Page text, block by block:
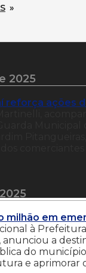
»
2025
reforça ações
milhão em
à
anunciou a
do
e